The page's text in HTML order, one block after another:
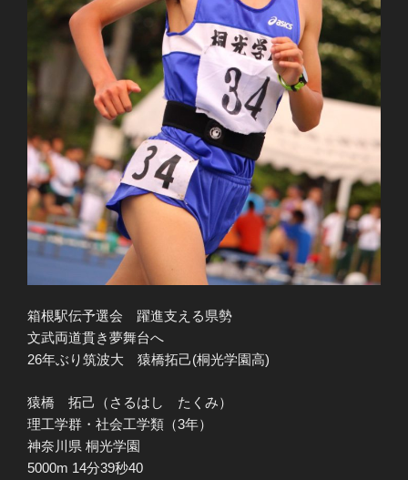
箱根駅伝予選会 躍進支える県勢
文武両道貫き夢舞台へ
26年ぶり筑波大 猿橋拓己(桐光学園高)
猿橋 拓己（さるはし たくみ）
理工学群・社会工学類（3年）
神奈川県 桐光学園
5000m 14分39秒40